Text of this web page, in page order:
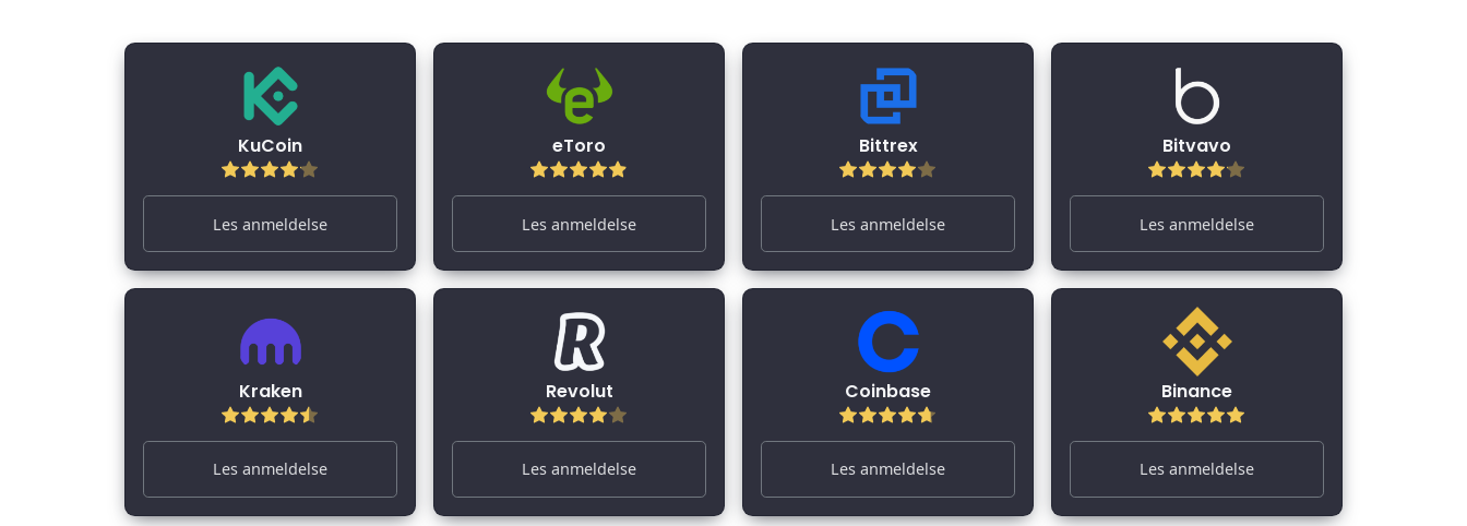
KuCoin
Les anmeldelse
eToro
Les anmeldelse
Bittrex
Les anmeldelse
Bitvavo
Les anmeldelse
Kraken
Les anmeldelse
Revolut
Les anmeldelse
Coinbase
Les anmeldelse
Binance
Les anmeldelse